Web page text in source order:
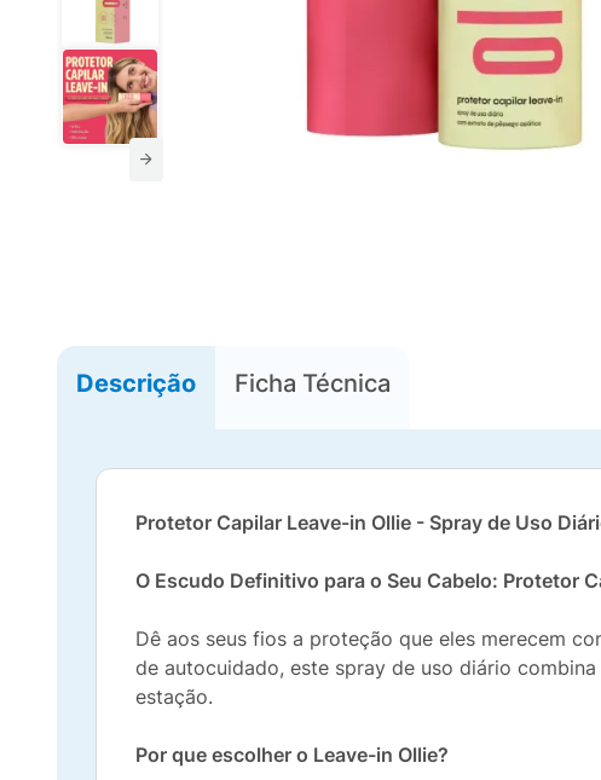
Descrição Ficha Técnica
Protetor Capilar Leave-in Ollie - Spray de Uso
O Escudo Definitivo para o Seu Cabelo: Protetor
Dê aos seus fios a proteção que eles merecem
de autocuidado, este spray de uso diário
estação.
Por que escolher o Leave-in Ollie?